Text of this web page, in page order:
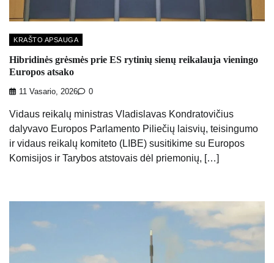
KRAŠTO APSAUGA
Hibridinės grėsmės prie ES rytinių sienų reikalauja vieningo
Europos atsako
11 Vasario, 2026 0
Vidaus reikalų ministras Vladislavas Kondratovičius
dalyvavo Europos Parlamento Piliečių laisvių, teisingumo
ir vidaus reikalų komiteto (LIBE) susitikime su Europos
Komisijos ir Tarybos atstovais dėl priemonių, […]